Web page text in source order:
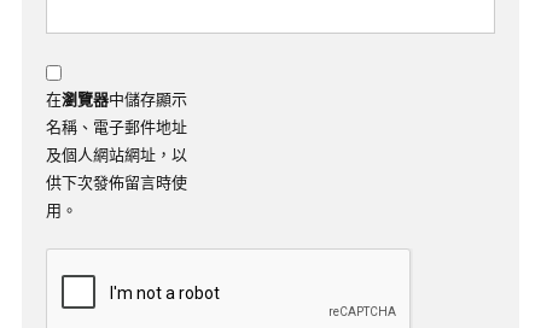
在瀏覽器中儲存顯示
名稱、電子郵件地址
及個人網站網址，以
供下次發佈留言時使
用。